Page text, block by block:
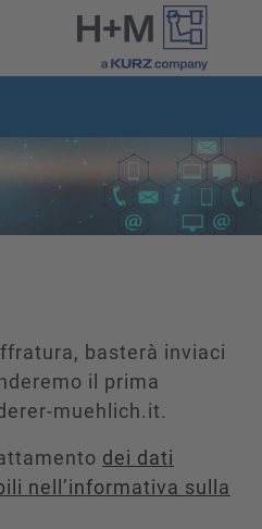
basterà inviaci
il prima
muehlich.it.
dei dati
nell’informativa sulla